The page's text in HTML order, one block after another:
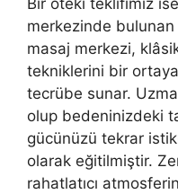
Bir öteki teklifimiz
merkezinde bulunan
masaj merkezi,
tekniklerini bir
tecrübe sunar.
olup bedeninizdeki
gücünüzü tekrar
olarak eğitilmiştir.
rahatlatıcı